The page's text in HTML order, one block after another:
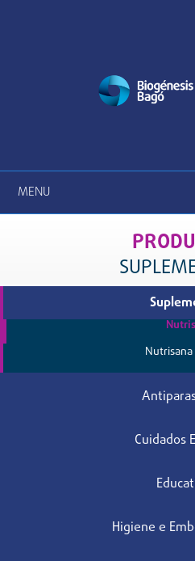
MENU
Cuidados
Higiene e